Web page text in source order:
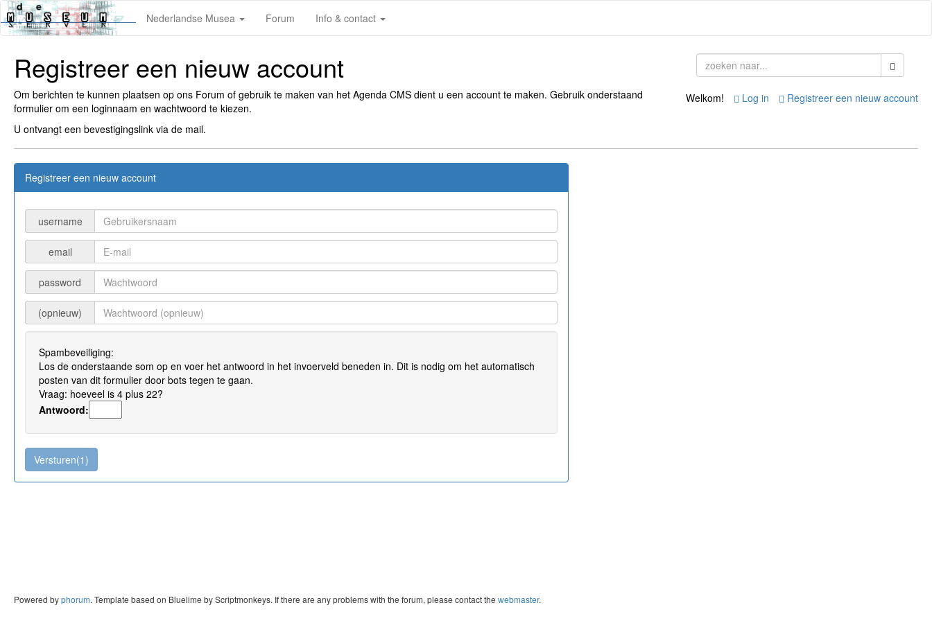
Nederlandse Musea Forum Info & contact
Welkom! Log in Registreer een nieuw account
Registreer een nieuw account
Om berichten te kunnen plaatsen op ons Forum of gebruik te maken van het Agenda CMS dient u een account te maken. Gebruik onderstaand
formulier om een loginnaam en wachtwoord te kiezen.
U ontvangt een bevestigingslink via de mail.
Registreer een nieuw account
username
email
password
(opnieuw)
Spambeveiliging:
Los de onderstaande som op en voer het antwoord in het invoerveld beneden in. Dit is nodig om het automatisch
posten van dit formulier door bots tegen te gaan.
Vraag: hoeveel is 4 plus 22?
Antwoord:
Powered byphorum. Template based on Bluelime by Scriptmonkeys. If there are any problems with the forum, please contact the webmaster.